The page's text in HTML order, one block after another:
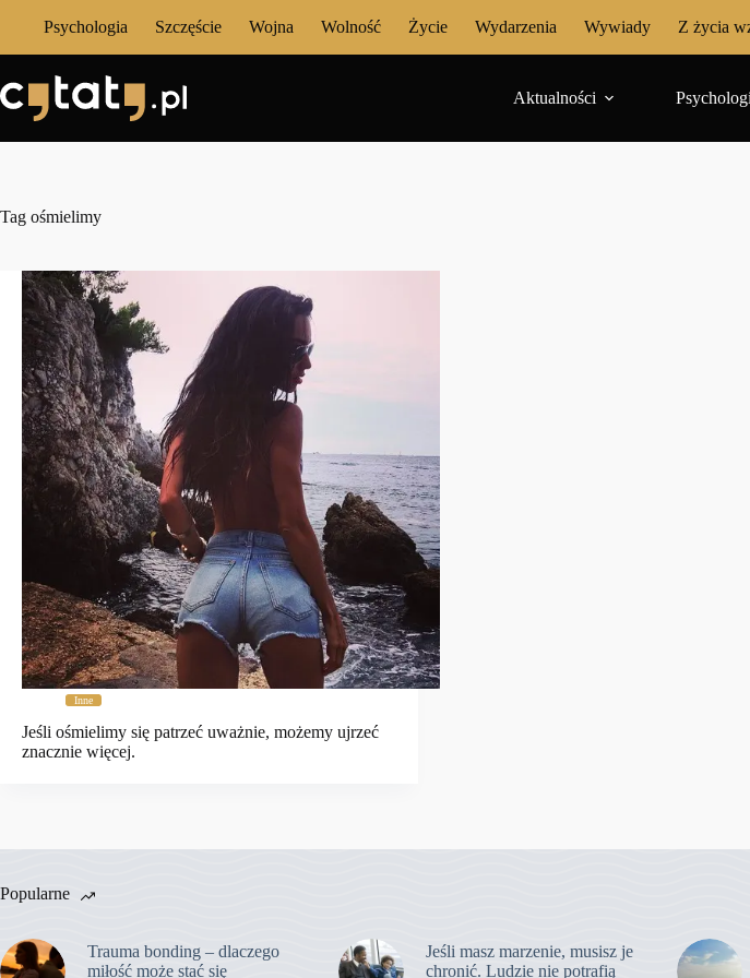
Psychologia Szczęście Wojna Wolność Życie Wydarzenia Wywiady Z życia
Aktualności
Tag ośmielimy
Inne
Jeśli ośmielimy się patrzeć uważnie, możemy ujrzeć
znacznie więcej.
Popularne
Trauma bonding – dlaczego
miłość może stać się
Jeśli masz marzenie, musisz je
chronić. Ludzie nie potrafią